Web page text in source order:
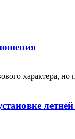
характера,